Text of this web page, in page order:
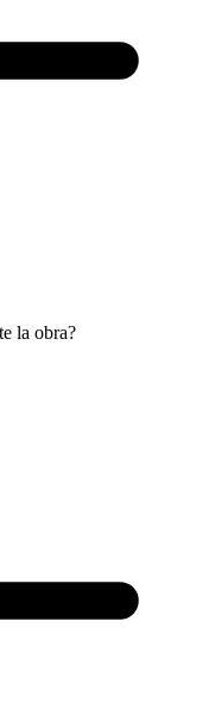
la obra?